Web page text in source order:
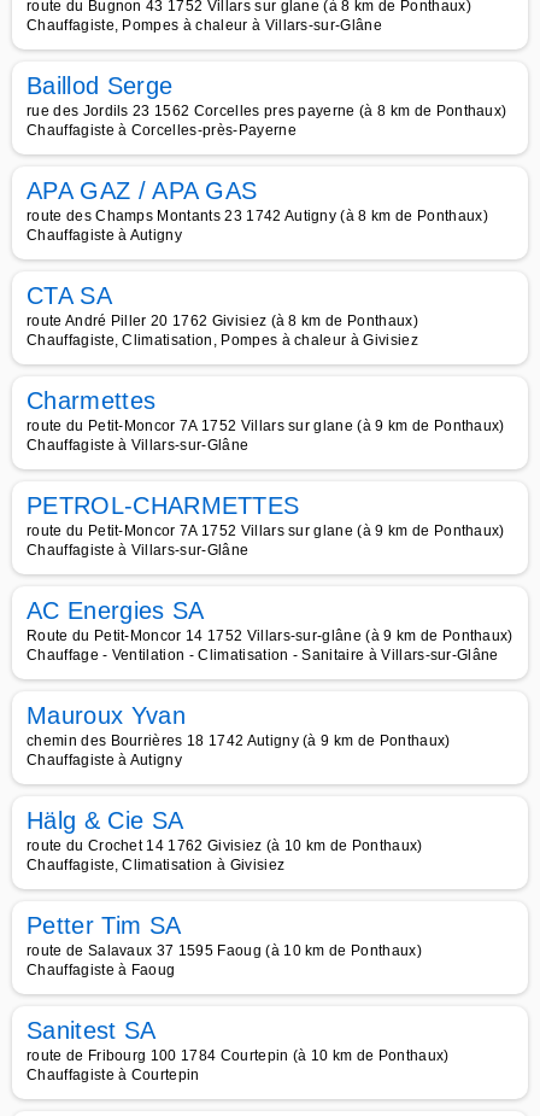
route du Bugnon 43 1752 Villars sur glane (à 8 km de Ponthaux)
Chauffagiste, Pompes à chaleur à Villars-sur-Glâne
Baillod Serge
rue des Jordils 23 1562 Corcelles pres payerne (à 8 km de Ponthaux)
Chauffagiste à Corcelles-près-Payerne
APA GAZ / APA GAS
route des Champs Montants 23 1742 Autigny (à 8 km de Ponthaux)
Chauffagiste à Autigny
CTA SA
route André Piller 20 1762 Givisiez (à 8 km de Ponthaux)
Chauffagiste, Climatisation, Pompes à chaleur à Givisiez
Charmettes
route du Petit-Moncor 7A 1752 Villars sur glane (à 9 km de Ponthaux)
Chauffagiste à Villars-sur-Glâne
PETROL-CHARMETTES
route du Petit-Moncor 7A 1752 Villars sur glane (à 9 km de Ponthaux)
Chauffagiste à Villars-sur-Glâne
AC Energies SA
Route du Petit-Moncor 14 1752 Villars-sur-glâne (à 9 km de Ponthaux)
Chauffage - Ventilation - Climatisation - Sanitaire à Villars-sur-Glâne
Mauroux Yvan
chemin des Bourrières 18 1742 Autigny (à 9 km de Ponthaux)
Chauffagiste à Autigny
Hälg & Cie SA
route du Crochet 14 1762 Givisiez (à 10 km de Ponthaux)
Chauffagiste, Climatisation à Givisiez
Petter Tim SA
route de Salavaux 37 1595 Faoug (à 10 km de Ponthaux)
Chauffagiste à Faoug
Sanitest SA
route de Fribourg 100 1784 Courtepin (à 10 km de Ponthaux)
Chauffagiste à Courtepin